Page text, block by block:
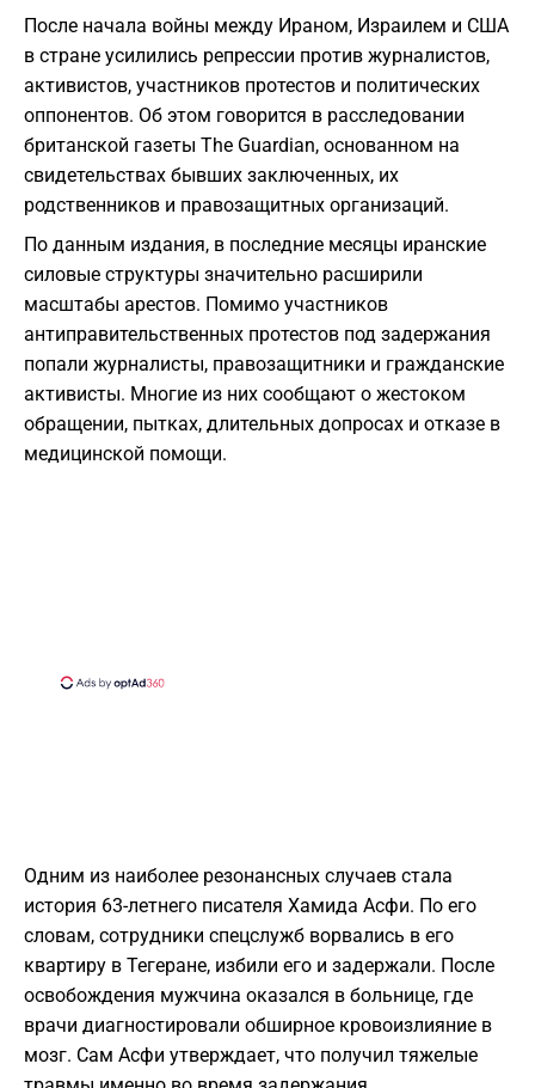
После начала войны между Ираном, Израилем и США
в стране усилились репрессии против журналистов,
активистов, участников протестов и политических
оппонентов. Об этом говорится в расследовании
британской газеты The Guardian, основанном на
свидетельствах бывших заключенных, их
родственников и правозащитных организаций.
По данным издания, в последние месяцы иранские
силовые структуры значительно расширили
масштабы арестов. Помимо участников
антиправительственных протестов под задержания
попали журналисты, правозащитники и гражданские
активисты. Многие из них сообщают о жестоком
обращении, пытках, длительных допросах и отказе в
медицинской помощи.
Одним из наиболее резонансных случаев стала
история 63-летнего писателя Хамида Асфи. По его
словам, сотрудники спецслужб ворвались в его
квартиру в Тегеране, избили его и задержали. После
освобождения мужчина оказался в больнице, где
врачи диагностировали обширное кровоизлияние в
мозг. Сам Асфи утверждает, что получил тяжелые